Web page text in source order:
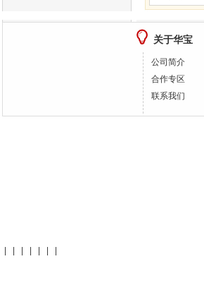
关于华宝
公司简介
合作专区
联系我们